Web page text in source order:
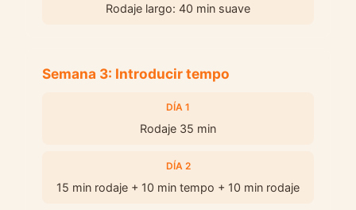
Rodaje largo: 40 min suave
Semana 3: Introducir tempo
DÍA 1
Rodaje 35 min
DÍA 2
15 min rodaje + 10 min tempo + 10 min rodaje